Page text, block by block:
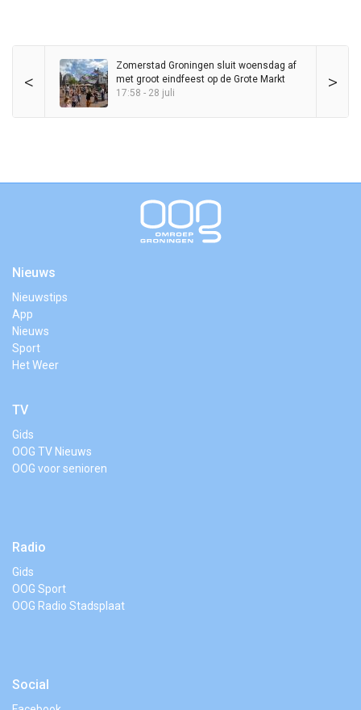
< >
Zomerstad Groningen sluit woensdag af
met groot eindfeest op de Grote Markt
17:58 - 28 juli
Nieuws
Nieuwstips
App
Nieuws
Sport
Het Weer
TV
Gids
OOG TV Nieuws
OOG voor senioren
Radio
Gids
OOG Sport
OOG Radio Stadsplaat
Social